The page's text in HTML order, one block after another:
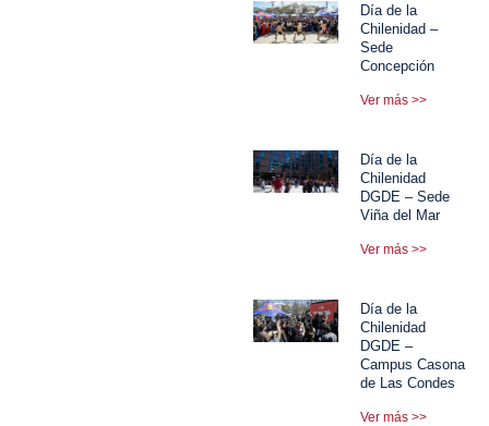
Día de la
Chilenidad –
Sede
Concepción
Ver más >>
Día de la
Chilenidad
DGDE – Sede
Viña del Mar
Ver más >>
Día de la
Chilenidad
DGDE –
Campus Casona
de Las Condes
Ver más >>